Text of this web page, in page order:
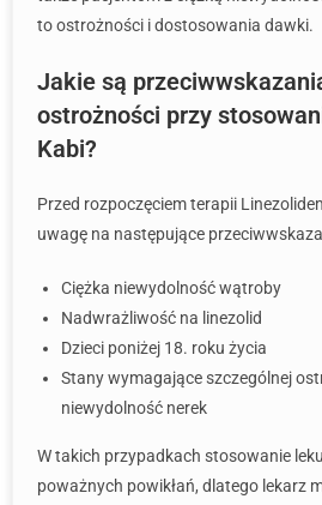
to ostrożności i dostosowania dawki.
Jakie są
ostrożności przy
Kabi?
Przed rozpoczęciem terapii
uwagę na następujące
Ciężka niewydolność wątroby
Nadwrażliwość na linezolid
Dzieci poniżej 18. roku życia
Stany wymagające szczególnej
niewydolność nerek
W takich przypadkach stosowanie
poważnych powikłań, dlatego lekarz